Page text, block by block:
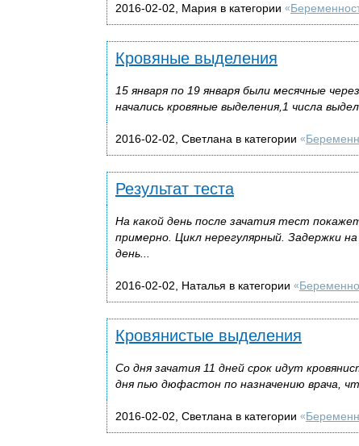
2016-02-02, Мария в категории «
Кровяные выделения
15 января по 19 января были месячные
начались кровяные выделения,1 числа
2016-02-02, Светлана в категории «
Результат теста
На какой день после зачатия тест
примерно. Цикл нерегулярный. Задержки
день...
2016-02-02, Наталья в категории «
Кровянистые выделения
Со дня зачатия 11 дней срок идут
дня пью дюфастон по назначению врача,
2016-02-02, Светлана в категории «